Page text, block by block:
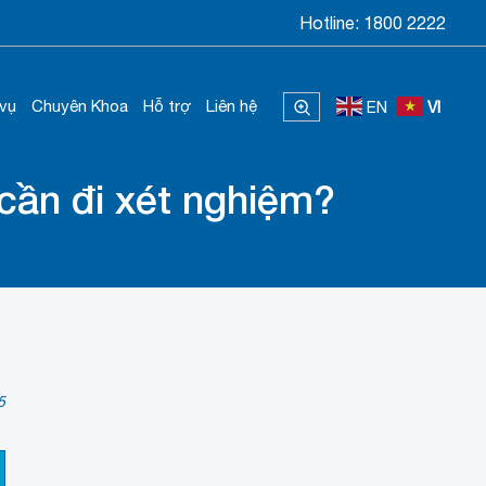
Hotline: 1800 2222
Chuyên Khoa Hỗ trợ Liên hệ EN VI
đi xét nghiệm?